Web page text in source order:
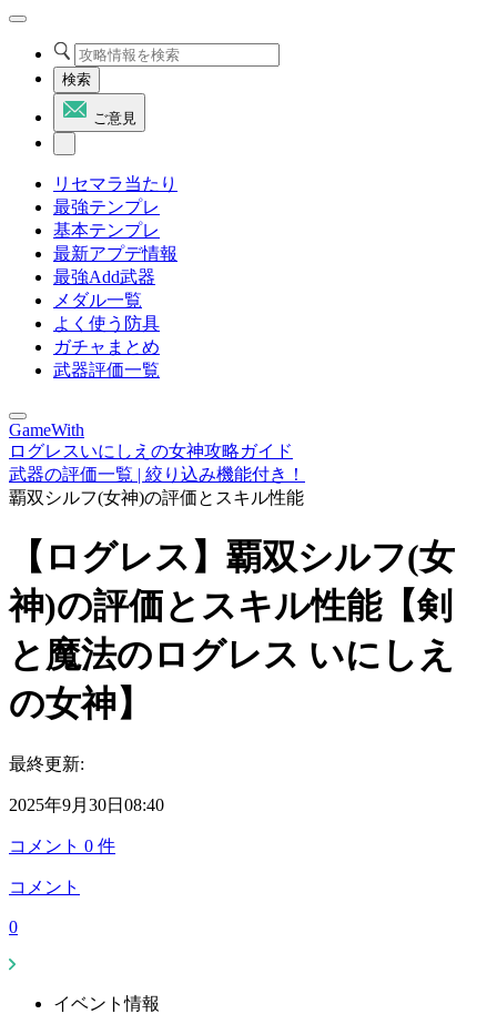
検索
ご意見
リセマラ当たり
最強テンプレ
基本テンプレ
最新アプデ情報
最強Add武器
メダル一覧
よく使う防具
ガチャまとめ
武器評価一覧
GameWith
ログレスいにしえの女神攻略ガイド
武器の評価一覧 | 絞り込み機能付き！
覇双シルフ(女神)の評価とスキル性能
【ログレス】覇双シルフ(女
神)の評価とスキル性能【剣
と魔法のログレス いにしえ
の女神】
最終更新:
2025年9月30日08:40
コメント 0 件
コメント
0
イベント情報